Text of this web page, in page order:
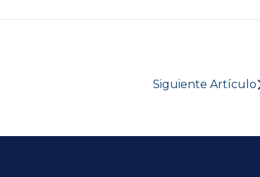
Siguiente Artículo